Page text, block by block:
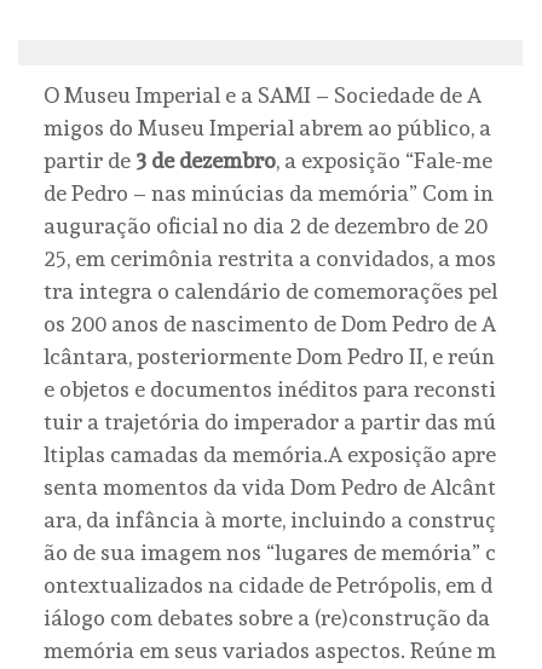
O Museu Imperial e a SAMI – Sociedade de A
migos do Museu Imperial abrem ao público, a
partir de 3 de dezembro, a exposição “Fale-me
de Pedro – nas minúcias da memória” Com in
auguração oficial no dia 2 de dezembro de 20
25, em cerimônia restrita a convidados, a mos
tra integra o calendário de comemorações pel
os 200 anos de nascimento de Dom Pedro de A
lcântara, posteriormente Dom Pedro II, e reún
e objetos e documentos inéditos para reconsti
tuir a trajetória do imperador a partir das mú
ltiplas camadas da memória.A exposição apre
senta momentos da vida Dom Pedro de Alcânt
ara, da infância à morte, incluindo a construç
ão de sua imagem nos “lugares de memória” c
ontextualizados na cidade de Petrópolis, em d
iálogo com debates sobre a (re)construção da
memória em seus variados aspectos. Reúne m